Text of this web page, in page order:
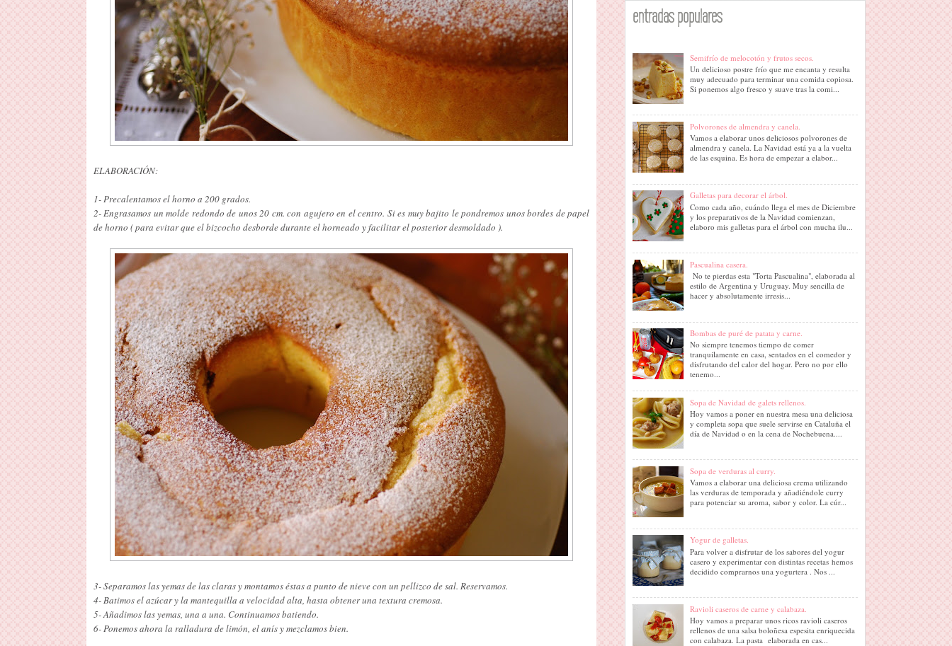
ELABORACIÓN:
1- Precalentamos el horno a 200 grados.
2- Engrasamos un molde redondo de unos 20 cm. con agujero en el centro. Si es muy bajito le pondremos unos bordes de papel
de horno ( para evitar que el bizcocho desborde durante el horneado y facilitar el posterior desmoldado ).
3- Separamos las yemas de las claras y montamos éstas a punto de nieve con un pellizco de sal. Reservamos.
4- Batimos el azúcar y la mantequilla a velocidad alta, hasta obtener una textura cremosa.
5- Añadimos las yemas, una a una. Continuamos batiendo.
6- Ponemos ahora la ralladura de limón, el anís y mezclamos bien.
entradas populares
Semifrío de melocotón y frutos secos.
Un delicioso postre frío que me encanta y resulta
muy adecuado para terminar una comida copiosa.
Si ponemos algo fresco y suave tras la comi...
Polvorones de almendra y canela.
Vamos a elaborar unos deliciosos polvorones de
almendra y canela. La Navidad está ya a la vuelta
de las esquina. Es hora de empezar a elabor...
Galletas para decorar el árbol.
Como cada año, cuándo llega el mes de Diciembre
y los preparativos de la Navidad comienzan,
elaboro mis galletas para el árbol con mucha ilu...
Pascualina casera.
No te pierdas esta "Torta Pascualina", elaborada al
estilo de Argentina y Uruguay. Muy sencilla de
hacer y absolutamente irresis...
Bombas de puré de patata y carne.
No siempre tenemos tiempo de comer
tranquilamente en casa, sentados en el comedor y
disfrutando del calor del hogar. Pero no por ello
tenemo...
Sopa de Navidad de galets rellenos.
Hoy vamos a poner en nuestra mesa una deliciosa
y completa sopa que suele servirse en Cataluña el
día de Navidad o en la cena de Nochebuena....
Sopa de verduras al curry.
Vamos a elaborar una deliciosa crema utilizando
las verduras de temporada y añadiéndole curry
para potenciar su aroma, sabor y color. La cúr...
Yogur de galletas.
Para volver a disfrutar de los sabores del yogur
casero y experimentar con distintas recetas hemos
decidido comprarnos una yogurtera . Nos ...
Ravioli caseros de carne y calabaza.
Hoy vamos a preparar unos ricos ravioli caseros
rellenos de una salsa boloñesa espesita enriquecida
con calabaza. La pasta elaborada en cas...